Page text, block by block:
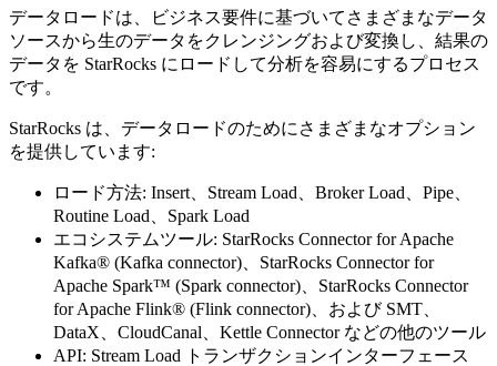
データロードは、ビジネス要件に基づいてさまざまなデータ
ソースから生のデータをクレンジングおよび変換し、結果の
データを StarRocks にロードして分析を容易にするプロセス
です。
StarRocks は、データロードのためにさまざまなオプション
を提供しています:
ロード方法: Insert、Stream Load、Broker Load、Pipe、
Routine Load、Spark Load
エコシステムツール: StarRocks Connector for Apache
Kafka® (Kafka connector)、StarRocks Connector for
Apache Spark™ (Spark connector)、StarRocks Connector
for Apache Flink® (Flink connector)、および SMT、
DataX、CloudCanal、Kettle Connector などの他のツール
API: Stream Load トランザクションインターフェース